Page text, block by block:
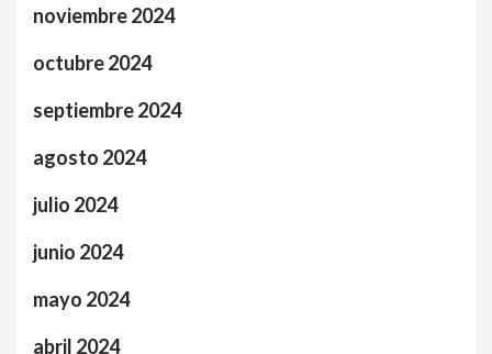
noviembre 2024
octubre 2024
septiembre 2024
agosto 2024
julio 2024
junio 2024
mayo 2024
abril 2024